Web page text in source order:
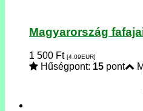
Magyarország
1 500 Ft [4.09EUR]
Hűségpont: 15 pont